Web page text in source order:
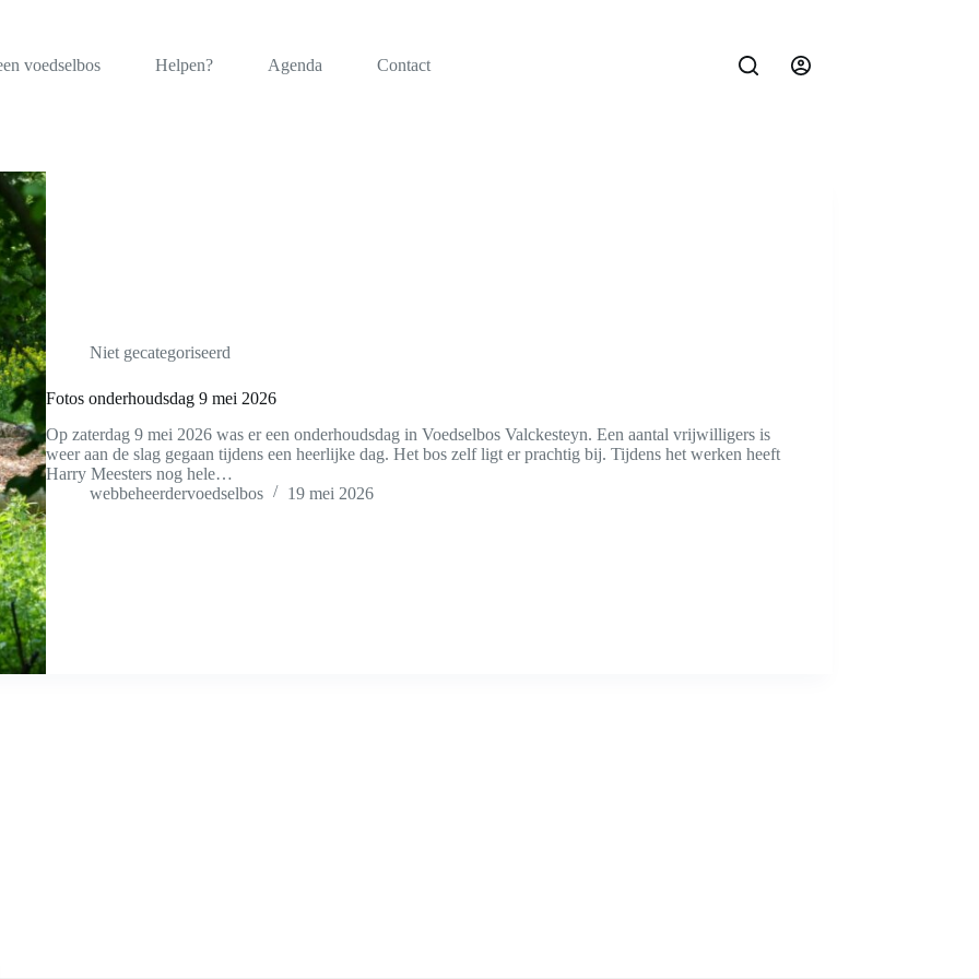
voedselbos Helpen? Agenda Contact
Niet gecategoriseerd
Fotos onderhoudsdag 9 mei 2026
Op zaterdag 9 mei 2026 was er een onderhoudsdag in Voedselbos Valckesteyn. Een aantal vrijwilligers is
weer aan de slag gegaan tijdens een heerlijke dag. Het bos zelf ligt er prachtig bij. Tijdens het werken heeft
Harry Meesters nog hele…
webbeheerdervoedselbos
19 mei 2026